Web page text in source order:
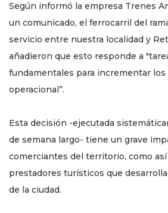
Según informó la empresa Trenes
un comunicado, el ferrocarril del
servicio entre nuestra localidad y
añadieron que esto responde a
fundamentales para incrementar los
operacional”.
Esta decisión -ejecutada
de semana largo- tiene un grave
comerciantes del territorio, como
prestadores turísticos que
de la ciudad.